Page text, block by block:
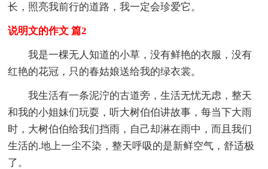
长，照亮我前行的道路，我一定会珍爱它。
说明文的作文 篇2
我是一棵无人知道的小草，没有鲜艳的衣服，没有
红艳的花冠，只的春姑娘送给我的绿衣裳。
我生活有一条泥泞的古道旁，生活无忧无虑，整天
和我的小姐妹们玩耍，听大树伯伯讲故事，每当下大雨
时，大树伯伯给我们挡雨，自己却淋在雨中，而且我们
生活的.地上一尘不染，整天呼吸的是新鲜空气，舒适极
了。